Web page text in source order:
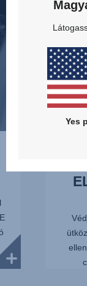
1/13
Yes